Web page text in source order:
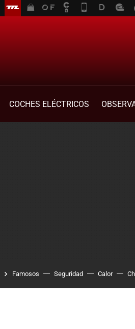
COCHES ELÉCTRICOS
Famosos Seguridad Calor